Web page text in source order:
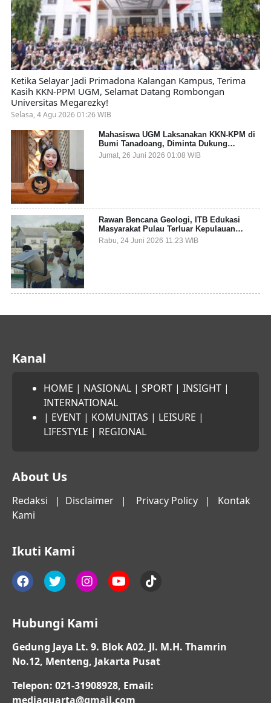
Ketika Selayar Jadi Primadona Kalangan Kampus, Terima
Kasih KKN-PPM UGM, Selamat Datang Rombongan
Universitas Megarezky!
Selasa, 4 Agu 2026 01:26 WIB
Mahasiswa UGM Laksanakan KKN-KPM di
Bumi Tanadoang, Diminta Dukung
Gemerlap dan Beri Solusi pada Persoalan
Sampah Pesisir
Jumat, 26 Juni 2026 01:08 WIB
Rawan Bencana Geologi, ITB Edukasi
Masyarakat Pulau Terluar Kepulauan
Selayar Terkait Mitigasi Berbasis Kawasan
Pesisir
Rabu, 24 Juni 2026 11:23 WIB
Kanal
HOME | NASIONAL | SPORT | INSIGHT |
INTERNATIONAL
| EVENT | KOMUNITAS | LEISURE |
LIFESTYLE | REGIONAL
About Us
Redaksi | Disclaimer | Privacy Policy | Kontak
Kami
Ikuti Kami
Hubungi Kami
Gedung Jaya Lt. 9. Blok A02. Jl. M.H. Thamrin
No.12, Menteng, Jakarta Pusat
Telepon: 021-31908928, Email:
mediaquarta@gmail.com